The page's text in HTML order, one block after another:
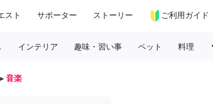
スト サポーター ストーリー ご利用ガイド
インテリア 趣味・習い事 ペット 料理
▸ 音楽